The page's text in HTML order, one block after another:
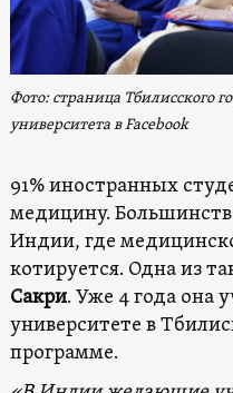
Фото: страница Тбилисского
университета в Facebook
91% иностранных
медицину.
Индии, где
котируется. Одна из
Сакри. Уже 4 года она
университете в
программе.